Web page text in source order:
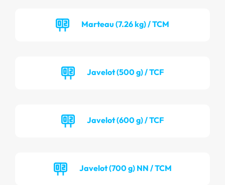
Marteau (7.26 kg) / TCM
Javelot (500 g) / TCF
Javelot (600 g) / TCF
Javelot (700 g) NN / TCM